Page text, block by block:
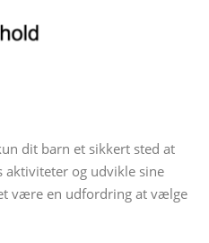
dit barn et sikkert sted at
aktiviteter og udvikle sine
være en udfordring at vælge